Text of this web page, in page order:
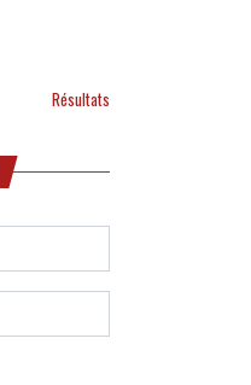
Résultats